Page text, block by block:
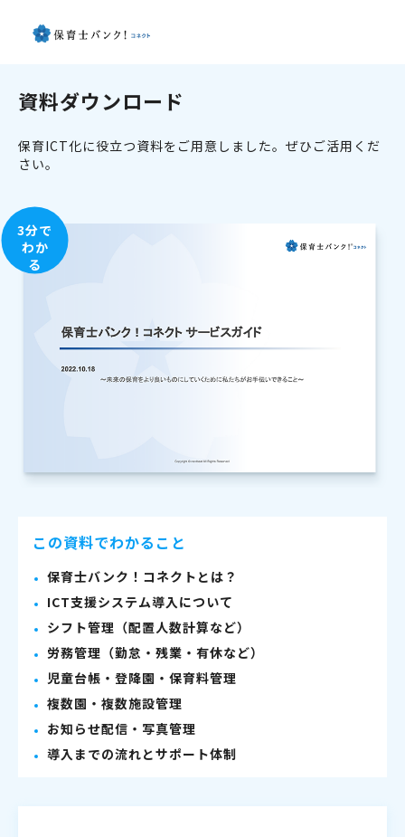
資料ダウンロード
保育ICT化に役立つ資料をご用意しました。ぜひご活用くだ
さい。
3分で
わか
る
この資料でわかること
保育士バンク！コネクトとは？
ICT支援システム導入について
シフト管理（配置人数計算など）
労務管理（勤怠・残業・有休など）
児童台帳・登降園・保育料管理
複数園・複数施設管理
お知らせ配信・写真管理
導入までの流れとサポート体制